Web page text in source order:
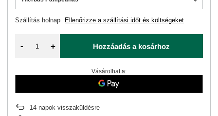
Szállítás holnap Ellenőrizze a szállítási időt és költségeket
- + Hozzáadás a kosárhoz
Vásárolhat a:
14 napok visszaküldésre